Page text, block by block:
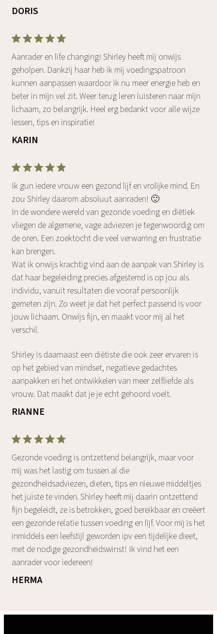
DORIS
Aanrader en life changing! Shirley heeft mij onwijs
geholpen. Dankzij haar heb ik mij voedingspatroon
kunnen aanpassen waardoor ik nu meer energie heb en
beter in mijn vel zit. Weer terug leren luisteren naar mijn
lichaam, zo belangrijk. Heel erg bedankt voor alle wijze
lessen, tips en inspiratie!
KARIN
Ik gun iedere vrouw een gezond lijf en vrolijke mind. En
zou Shirley daarom absoluut aanraden! 🙂
In de wondere wereld van gezonde voeding en diëtiek
vliegen de algemene, vage adviezen je tegenwoordig om
de oren. Een zoektocht die veel verwarring en frustratie
kan brengen.
Wat ik onwijs krachtig vind aan de aanpak van Shirley is
dat haar begeleiding precies afgestemd is op jou als
individu, vanuit resultaten die vooraf persoonlijk
gemeten zijn. Zo weet je dat het perfect passend is voor
jouw lichaam. Onwijs fijn, en maakt voor mij al het
verschil.
Shirley is daarnaast een diëtiste die ook zeer ervaren is
op het gebied van mindset, negatieve gedachtes
aanpakken en het ontwikkelen van meer zelfliefde als
vrouw. Dat maakt dat je je echt gehoord voelt.
RIANNE
Gezonde voeding is ontzettend belangrijk, maar voor
mij was het lastig om tussen al die
gezondheidsadviezen, dieten, tips en nieuwe middeltjes
het juiste te vinden. Shirley heeft mij daarin ontzettend
fijn begeleidt, ze is betrokken, goed bereikbaar en creëert
een gezonde relatie tussen voeding en lijf. Voor mij is het
inmiddels een leefstijl geworden ipv een tijdelijke dieet,
met de nodige gezondheidswinst! Ik vind het een
aanrader voor iedereen!
HERMA